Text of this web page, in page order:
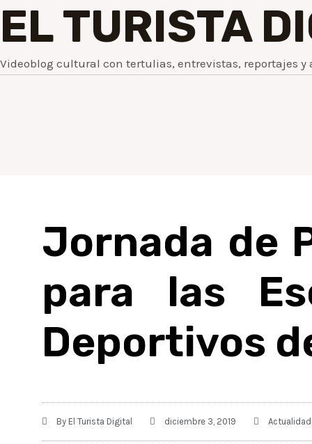
EL TURISTA
Videoblog cultural con tertulias, entrevistas, reportajes y
Jornada de
para las
Deportivos
By El Turista Digital diciembre 3, 2019 Actualidad